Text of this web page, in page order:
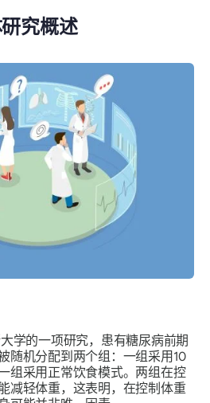
究概述
学的一项研究，患有糖尿病前期
随机分配到两个组：一组采用10
组采用正常饮食模式。两组在控
减轻体重，这表明，在控制体重